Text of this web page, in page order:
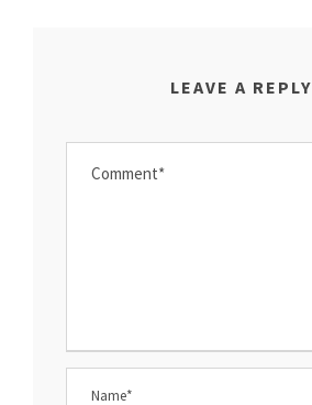
LEAVE A REPLY